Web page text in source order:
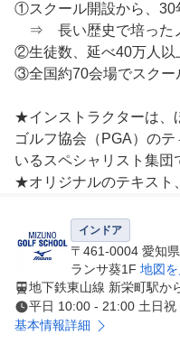
①スクール開設から、30
⇒　長い歴史で培った
②生徒数、延べ40万人以
③全国約70会場でスクー
★インストラクターは、
ゴルフ協会（PGA）の
いるスペシャリスト集団
★オリジナルのテキスト
に着実にレベルアップで
インドア
〒461-0004 愛知
ランサ葵1F 地図
地下鉄東山線 新栄町駅か
平日 10:00 - 21:00 土日
基本情報詳細